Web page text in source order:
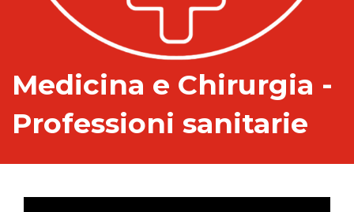
Medicina e Chirurgia -
Professioni sanitarie